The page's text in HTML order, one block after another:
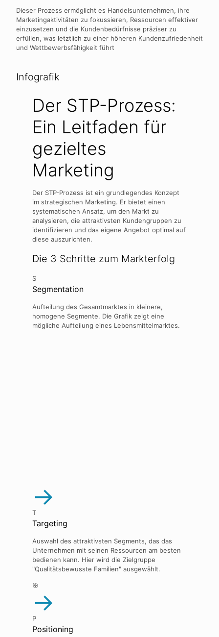
Dieser Prozess ermöglicht es Handelsunternehmen, ihre
Marketingaktivitäten zu fokussieren, Ressourcen effektiver
einzusetzen und die Kundenbedürfnisse präziser zu
erfüllen, was letztlich zu einer höheren Kundenzufriedenheit
und Wettbewerbsfähigkeit führt
Infografik
Der STP-Prozess:
Ein Leitfaden für
gezieltes
Marketing
Der STP-Prozess ist ein grundlegendes Konzept
im strategischen Marketing. Er bietet einen
systematischen Ansatz, um den Markt zu
analysieren, die attraktivsten Kundengruppen zu
identifizieren und das eigene Angebot optimal auf
diese auszurichten.
Die 3 Schritte zum Markterfolg
S
Segmentation
Aufteilung des Gesamtmarktes in kleinere,
homogene Segmente. Die Grafik zeigt eine
mögliche Aufteilung eines Lebensmittelmarktes.
→
T
Targeting
Auswahl des attraktivsten Segments, das das
Unternehmen mit seinen Ressourcen am besten
bedienen kann. Hier wird die Zielgruppe
"Qualitätsbewusste Familien" ausgewählt.
🎯
→
P
Positioning